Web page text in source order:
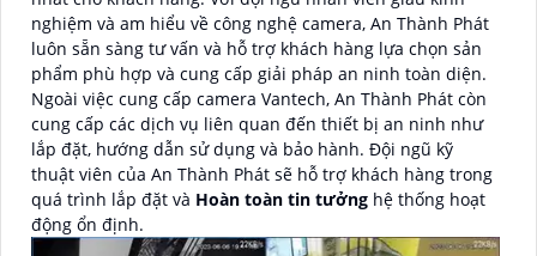
nghiệm và am hiểu về công nghệ camera, An Thành Phát
luôn sẵn sàng tư vấn và hỗ trợ khách hàng lựa chọn sản
phẩm phù hợp và cung cấp giải pháp an ninh toàn diện.
Ngoài việc cung cấp camera Vantech, An Thành Phát còn
cung cấp các dịch vụ liên quan đến thiết bị an ninh như
lắp đặt, hướng dẫn sử dụng và bảo hành. Đội ngũ kỹ
thuật viên của An Thành Phát sẽ hỗ trợ khách hàng trong
quá trình lắp đặt và Hoàn toàn tin tưởng hệ thống hoạt
động ổn định.